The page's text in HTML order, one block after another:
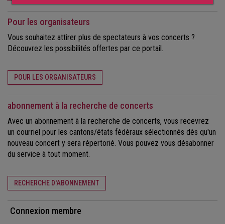
Pour les organisateurs
Vous souhaitez attirer plus de spectateurs à vos concerts ?
Découvrez les possibilités offertes par ce portail.
POUR LES ORGANISATEURS
abonnement à la recherche de concerts
Avec un abonnement à la recherche de concerts, vous recevrez
un courriel pour les cantons/états fédéraux sélectionnés dès qu'un
nouveau concert y sera répertorié. Vous pouvez vous désabonner
du service à tout moment.
RECHERCHE D'ABONNEMENT
Connexion membre